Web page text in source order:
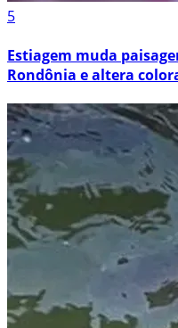
5
Estiagem muda
Rondônia e altera